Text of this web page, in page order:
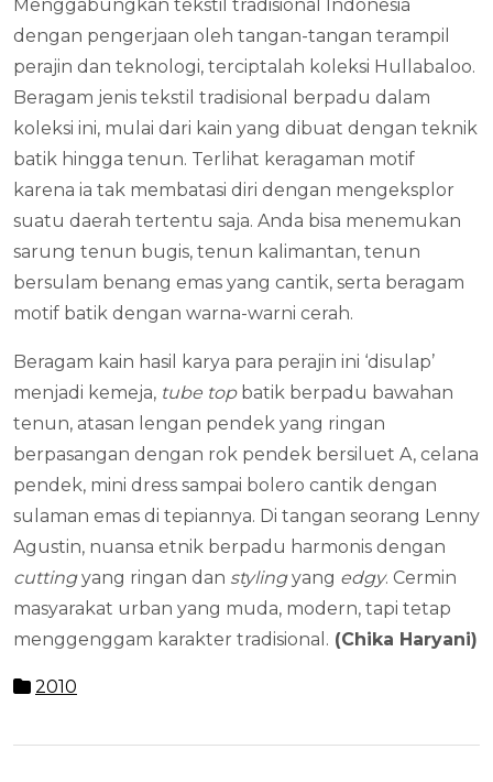
Menggabungkan tekstil tradisional Indonesia
dengan pengerjaan oleh tangan-tangan terampil
perajin dan teknologi, terciptalah koleksi Hullabaloo.
Beragam jenis tekstil tradisional berpadu dalam
koleksi ini, mulai dari kain yang dibuat dengan teknik
batik hingga tenun. Terlihat keragaman motif
karena ia tak membatasi diri dengan mengeksplor
suatu daerah tertentu saja. Anda bisa menemukan
sarung tenun bugis, tenun kalimantan, tenun
bersulam benang emas yang cantik, serta beragam
motif batik dengan warna-warni cerah.
Beragam kain hasil karya para perajin ini ‘disulap’
menjadi kemeja, tube topbatik berpadu bawahan
tenun, atasan lengan pendek yang ringan
berpasangan dengan rok pendek bersiluet A, celana
pendek, mini dress sampai bolero cantik dengan
sulaman emas di tepiannya. Di tangan seorang Lenny
Agustin, nuansa etnik berpadu harmonis dengan
cuttingyang ringan dan stylingyang edgy. Cermin
masyarakat urban yang muda, modern, tapi tetap
menggenggam karakter tradisional. (Chika Haryani)
2010